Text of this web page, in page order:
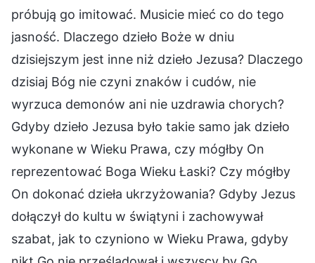
próbują go imitować. Musicie mieć co do tego
jasność. Dlaczego dzieło Boże w dniu
dzisiejszym jest inne niż dzieło Jezusa? Dlaczego
dzisiaj Bóg nie czyni znaków i cudów, nie
wyrzuca demonów ani nie uzdrawia chorych?
Gdyby dzieło Jezusa było takie samo jak dzieło
wykonane w Wieku Prawa, czy mógłby On
reprezentować Boga Wieku Łaski? Czy mógłby
On dokonać dzieła ukrzyżowania? Gdyby Jezus
dołączył do kultu w świątyni i zachowywał
szabat, jak to czyniono w Wieku Prawa, gdyby